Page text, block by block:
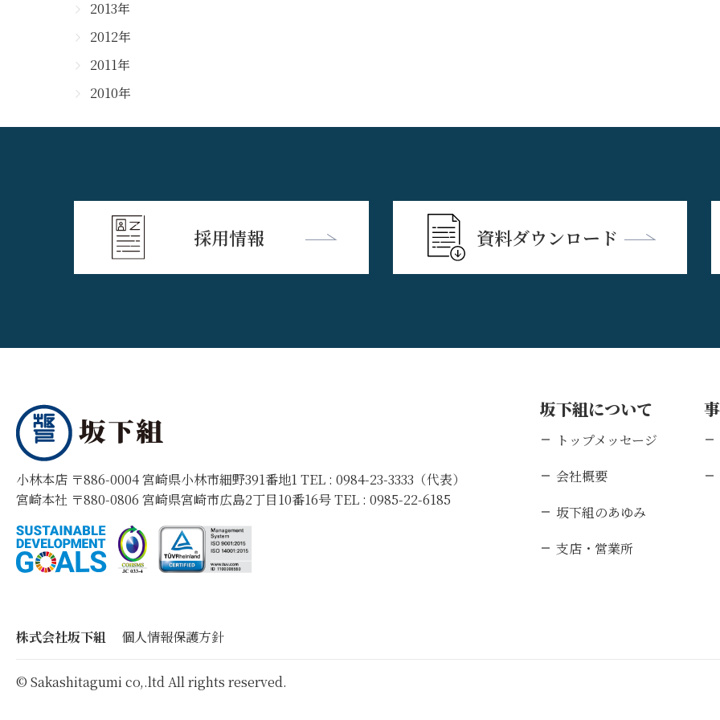
2013年
2012年
2011年
2010年
採用情報 資料ダウンロード
小林本店 〒886-0004 宮崎県小林市細野391番地1 TEL : 0984-23-3333（代表）
宮崎本社 〒880-0806 宮崎県宮崎市広島2丁目10番16号 TEL : 0985-22-6185
坂下組について
トップメッセージ
会社概要
坂下組のあゆみ
支店・営業所
株式会社坂下組 個人情報保護方針
© Sakashitagumi co,.ltd All rights reserved.